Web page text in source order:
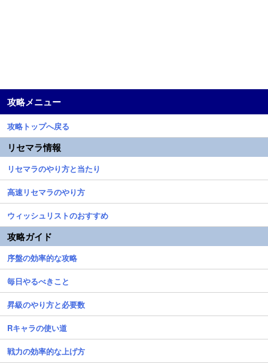
攻略メニュー
攻略トップへ戻る
リセマラ情報
リセマラのやり方と当たり
高速リセマラのやり方
ウィッシュリストのおすすめ
攻略ガイド
序盤の効率的な攻略
毎日やるべきこと
昇級のやり方と必要数
Rキャラの使い道
戦力の効率的な上げ方